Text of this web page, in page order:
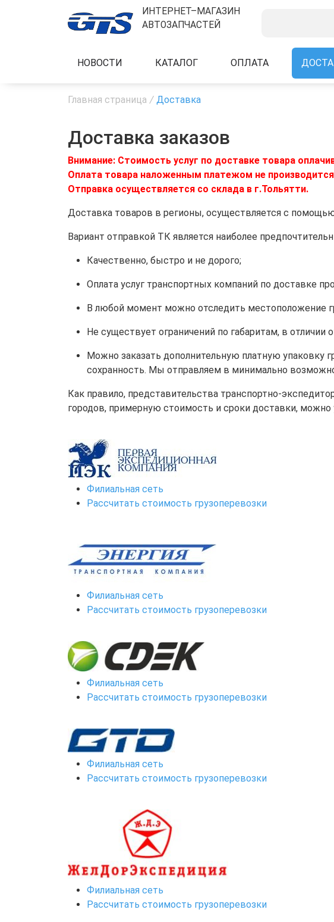
ИНТЕРНЕТ–МАГАЗИН
АВТОЗАПЧАСТЕЙ
НОВОСТИ КАТАЛОГ ОПЛАТА
Главная страница / Доставка
Доставка заказов
Внимание: Стоимость услуг по доставке товара
Оплата товара наложенным платежом не
Отправка осуществляется со склада в г.Тольятти.
Доставка товаров в регионы, осуществляется с
Вариант отправкой ТК является наиболее
Качественно, быстро и не дорого;
Оплата услуг транспортных компаний по доставке
В любой момент можно отследить местоположение
Не существует ограничений по габаритам, в отличии
Можно заказать дополнительную платную упаковку
сохранность. Мы отправляем в минимально
Как правило, представительства транспортно-
городов, примерную стоимость и сроки доставки, можно
Филиальная сеть
Рассчитать стоимость грузоперевозки
Филиальная сеть
Рассчитать стоимость грузоперевозки
Филиальная сеть
Рассчитать стоимость грузоперевозки
Филиальная сеть
Рассчитать стоимость грузоперевозки
Филиальная сеть
Рассчитать стоимость грузоперевозки